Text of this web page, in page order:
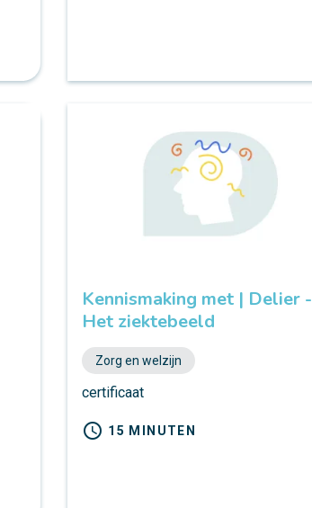
Kennismaking met | Delier -
Het ziektebeeld
Zorg en welzijn
certificaat
schedule 15 MINUTEN